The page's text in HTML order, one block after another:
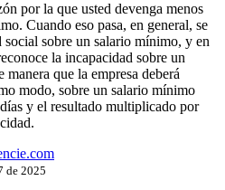
por la que usted devenga menos
Cuando eso pasa, en general, se
social sobre un salario mínimo, y en
la incapacidad sobre un
que la empresa deberá
modo, sobre un salario mínimo
y el resultado multiplicado por
de 2025